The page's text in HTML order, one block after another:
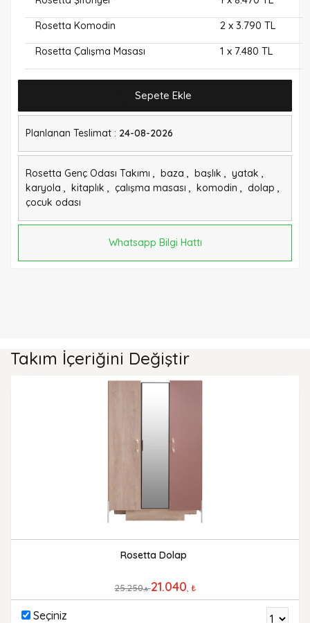
Rosetta Komodin 2 x 3.790 TL
Rosetta Çalışma Masası 1 x 7.480 TL
Sepete Ekle
Planlanan Teslimat : 24-08-2026
Rosetta Genç Odası Takımı , baza , başlık , yatak ,
karyola , kitaplık , çalışma masası , komodin , dolap ,
çocuk odası
Whatsapp Bilgi Hattı
Takım İçeriğini Değiştir
Rosetta Dolap
25.250,₺ 21.040 , ₺
Seçiniz